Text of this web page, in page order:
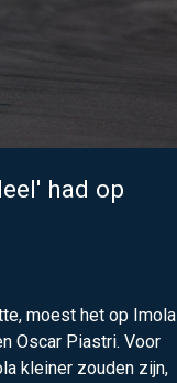
had op
moest het op Imola
Oscar Piastri. Voor
kleiner zouden zijn,